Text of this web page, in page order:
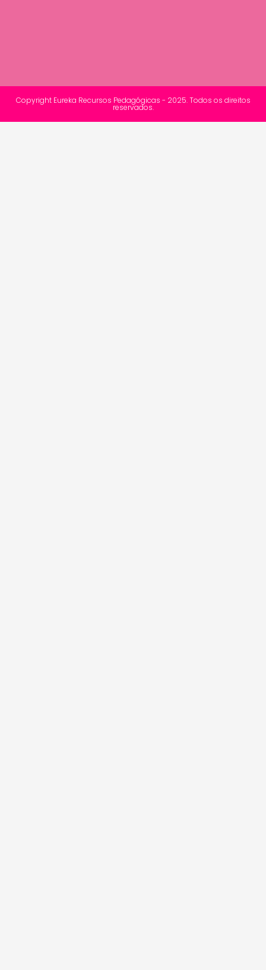
Copyright Eureka Recursos Pedagógicas - 2025. Todos os direitos
reservados.